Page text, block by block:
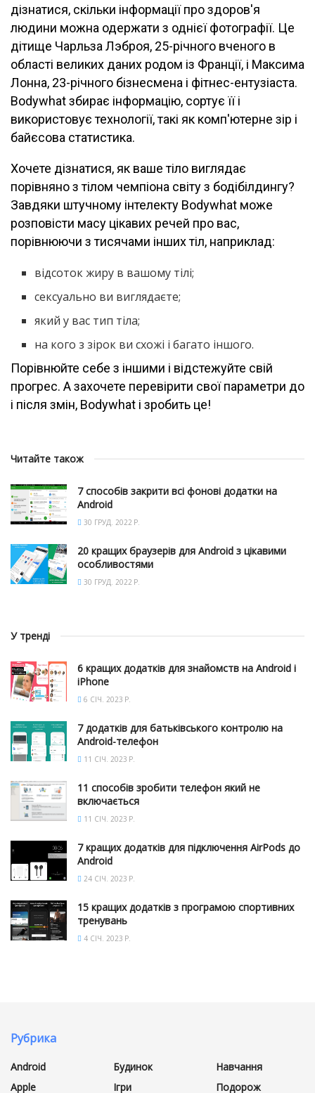
дізнатися, скільки інформації про здоров'я
людини можна одержати з однієї фотографії. Це
дітище Чарльза Лэброя, 25-річного вченого в
області великих даних родом із Франції, і Максима
Лонна, 23-річного бізнесмена і фітнес-ентузіаста.
Bodywhat збирає інформацію, сортує її і
використовує технології, такі як комп'ютерне зір і
байєсова статистика.
Хочете дізнатися, як ваше тіло виглядає
порівняно з тілом чемпіона світу з бодібілдингу?
Завдяки штучному інтелекту Bodywhat може
розповісти масу цікавих речей про вас,
порівнюючи з тисячами інших тіл, наприклад:
відсоток жиру в вашому тілі;
сексуально ви виглядаєте;
який у вас тип тіла;
на кого з зірок ви схожі і багато іншого.
Порівнюйте себе з іншими і відстежуйте свій
прогрес. А захочете перевірити свої параметри до
і після змін, Bodywhat і зробить це!
Читайте також
7 способів закрити всі фонові додатки на
Android
30 ГРУД. 2022 Р.
20 кращих браузерів для Android з цікавими
особливостями
30 ГРУД. 2022 Р.
У тренді
6 кращих додатків для знайомств на Android і
iPhone
6 СІЧ. 2023 Р.
7 додатків для батьківського контролю на
Android-телефон
11 СІЧ. 2023 Р.
11 способів зробити телефон який не
включається
11 СІЧ. 2023 Р.
7 кращих додатків для підключення AirPods до
Android
24 СІЧ. 2023 Р.
15 кращих додатків з програмою спортивних
тренувань
4 СІЧ. 2023 Р.
Рубрика
Android
Apple
Будинок
Ігри
Навчання
Подорож